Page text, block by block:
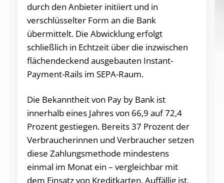
durch den Anbieter initiiert und in
verschlüsselter Form an die Bank
übermittelt. Die Abwicklung erfolgt
schließlich in Echtzeit über die inzwischen
flächendeckend ausgebauten Instant-
Payment-Rails im SEPA-Raum.
Die Bekanntheit von Pay by Bank ist
innerhalb eines Jahres von 66,9 auf 72,4
Prozent gestiegen. Bereits 37 Prozent der
Verbraucherinnen und Verbraucher setzen
diese Zahlungsmethode mindestens
einmal im Monat ein – vergleichbar mit
dem Einsatz von Kreditkarten. Auffällig ist,